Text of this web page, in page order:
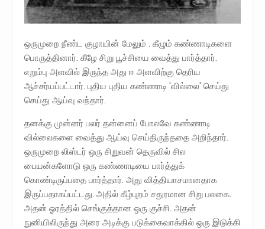
ஒருமுறை நீண்ட குழாயின் மேலும் . கீழும் கண்ணாடிகளை
பொருத்தினார். கீழே சிறு பூச்சியை வைத்து பார்த்தார்.
எறும்பு அளவில் இருந்த அது ஈ அளவிற்கு தெரிய
ஆச்சர்யப்பட்டார். புதிய புதிய கண்ணாடி 'வில்லை' செய்து
செய்து ஆய்வு வந்தார்.
தனக்கு முன்னர் பலர் தன்னைப் போலவே கண்ணாடி
வில்லைகளை வைத்து ஆய்வு செய்திருந்ததை அறிந்தார்.
ஒருமுறை லிஸ்டர் ஒரு சிறுவன் தெருவில் சில
பையன்களோடு ஒரு கண்ணாடியை பார்த்துக்
கொண்டிருப்பதை பார்த்தார். அது வித்தியாசமானதாக
இருப்பதாகப்பட்டது. அதில் கீழ்புறம் சதுரமான சிறு பலகை.
அதன் ஓரத்தில் செங்குத்தான ஒரு குச்சி. அதன்
நுனியிலிருந்து அரை அடிக்கு படுக்கைவாக்கில் ஒரு இடுக்கி